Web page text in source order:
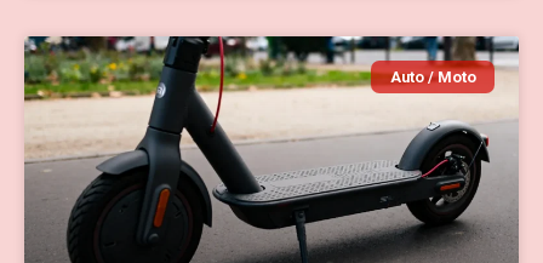
Auto / Moto